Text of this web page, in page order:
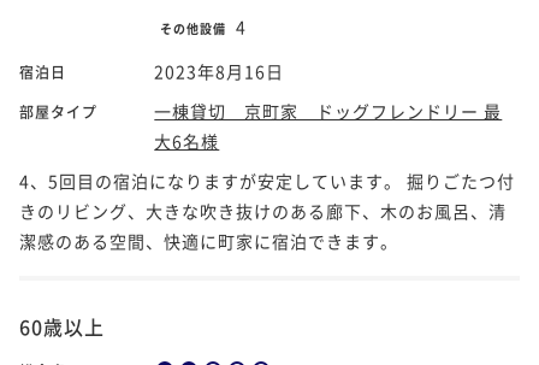
その他設備 4
宿泊日 2023年8月16日
部屋タイプ
一棟貸切 京町家 ドッグフレンドリー 最
大6名様
4、5回目の宿泊になりますが安定しています。 掘りごたつ付
きのリビング、大きな吹き抜けのある廊下、木のお風呂、清
潔感のある空間、快適に町家に宿泊できます。
60歳以上